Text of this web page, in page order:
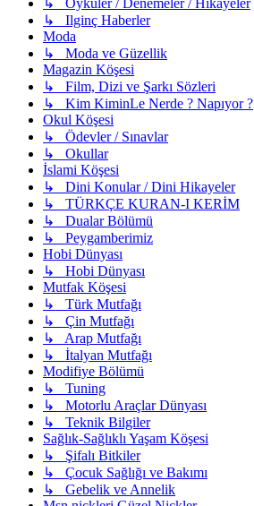
↳ Öyküler / Denemeler / Hikayeler
↳ Ilginç Haberler
Moda
↳ Moda ve Güzellik
Magazin Köşesi
↳ Film, Dizi ve Şarkı Sözleri
↳ Kim KiminLe Nerde ? Napıyor ?
Okul Köşesi
↳ Ödevler / Sınavlar
↳ Okullar
İslami Köşesi
↳ Dini Konular / Dini Hikayeler
↳ TÜRKÇE KURAN-I KERİM
↳ Dualar Bölümü
↳ Peygamberimiz
Hobi Dünyası
↳ Hobi Dünyası
Mutfak Köşesi
↳ Türk Mutfağı
↳ Çin Mutfağı
↳ Arap Mutfağı
↳ İtalyan Mutfağı
Modifiye Bölümü
↳ Tuning
↳ Motorlu Araçlar Dünyası
↳ Teknik Bilgiler
Sağlık-Sağlıklı Yaşam Köşesi
↳ Şifalı Bitkiler
↳ Çocuk Sağlığı ve Bakımı
↳ Gebelik ve Annelik